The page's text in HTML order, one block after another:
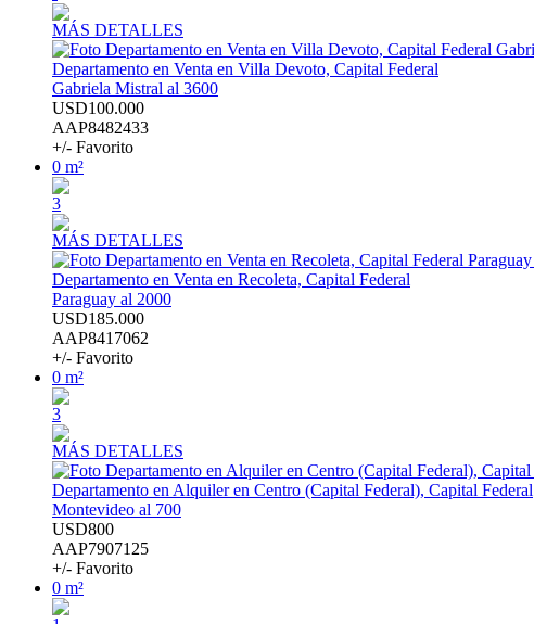
MÁS DETALLES
Departamento en Venta en Villa Devoto, Capital Federal
Gabriela Mistral al 3600
USD100.000
AAP8482433
+/- Favorito
0 m²
3
MÁS DETALLES
Departamento en Venta en Recoleta, Capital Federal
Paraguay al 2000
USD185.000
AAP8417062
+/- Favorito
0 m²
3
MÁS DETALLES
Departamento en Alquiler en Centro (Capital Federal), Capital Federal
Montevideo al 700
USD800
AAP7907125
+/- Favorito
0 m²